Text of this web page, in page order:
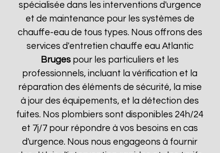
spécialisée dans les interventions d'urgence
et de maintenance pour les systèmes de
chauffe-eau de tous types. Nous offrons des
services d'entretien chauffe eau Atlantic
Bruges pour les particuliers et les
professionnels, incluant la vérification et la
réparation des éléments de sécurité, la mise
à jour des équipements, et la détection des
fuites. Nos plombiers sont disponibles 24h/24
et 7j/7 pour répondre à vos besoins en cas
d'urgence. Nous nous engageons à fournir